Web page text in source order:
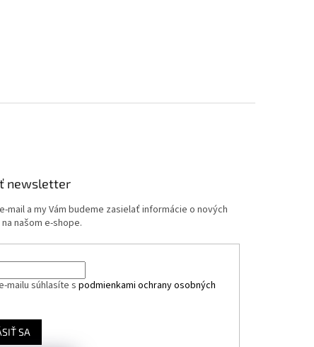
newsletter
mail a my Vám budeme zasielať informácie o nových
našom e-shope.
mailu súhlasíte spodmienkami ochrany osobných
SA